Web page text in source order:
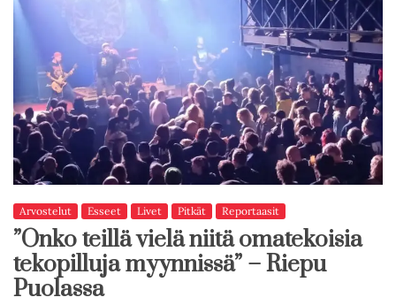
Arvostelut Esseet Livet Pitkät Reportaasit
”Onko teillä vielä niitä omatekoisia
tekopilluja myynnissä” – Riepu
Puolassa